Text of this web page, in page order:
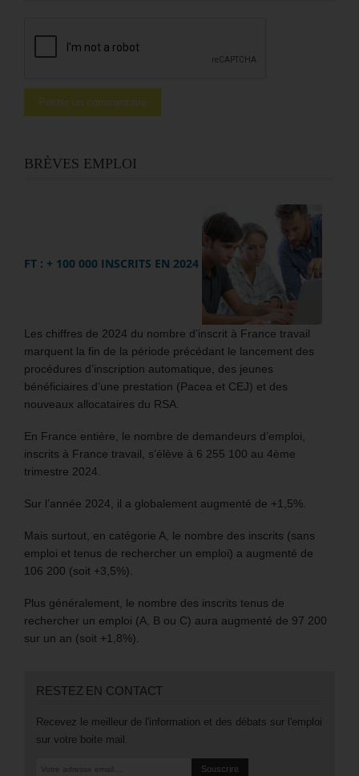
BRÈVES EMPLOI
FT : + 100 000 INSCRITS EN 2024
Les chiffres de 2024 du nombre d’inscrit à France travail
marquent la fin de la période précédant le lancement des
procédures d’inscription automatique, des jeunes
bénéficiaires d’une prestation (Pacea et CEJ) et des
nouveaux allocataires du RSA.
En France entière, le nombre de demandeurs d’emploi,
inscrits à France travail, s’élève à 6 255 100 au 4ème
trimestre 2024.
Sur l’année 2024, il a globalement augmenté de +1,5%.
Mais surtout, en catégorie A, le nombre des inscrits (sans
emploi et tenus de rechercher un emploi) a augmenté de
106 200 (soit +3,5%).
Plus généralement, le nombre des inscrits tenus de
rechercher un emploi (A, B ou C) aura augmenté de 97 200
sur un an (soit +1,8%).
RESTEZ EN CONTACT
Recevez le meilleur de l'information et des débats sur l'emploi
sur votre boite mail.